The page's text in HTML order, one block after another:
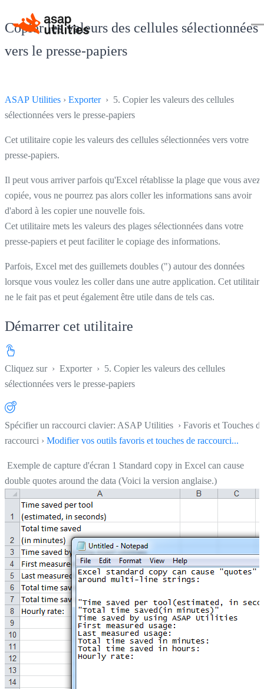
Copier les valeurs des cellules sélectionnées
vers le presse-papiers
ASAP Utilities › Exporter› 5. Copier les valeurs des cellules
sélectionnées vers le presse-papiers
Cet utilitaire copie les valeurs des cellules sélectionnées vers votre
presse-papiers.
Il peut vous arriver parfois qu'Excel rétablisse la plage que vous avez
copiée, vous ne pourrez pas alors coller les informations sans avoir
d'abord à les copier une nouvelle fois.
Cet utilitaire mets les valeurs des plages sélectionnées dans votre
presse-papiers et peut faciliter le copiage des informations.
Parfois, Excel met des guillemets doubles (") autour des données
lorsque vous voulez les coller dans une autre application. Cet utilitaire
ne le fait pas et peut également être utile dans de tels cas.
Démarrer cet utilitaire
Cliquez sur › Exporter› 5. Copier les valeurs des cellules
sélectionnées vers le presse-papiers
Spécifier un raccourci clavier: ASAP Utilities › Favoris et Touches de
raccourci › Modifier vos outils favoris et touches de raccourci...
Exemple de capture d'écran 1 Standard copy in Excel can cause
double quotes around the data (Voici la version anglaise.)